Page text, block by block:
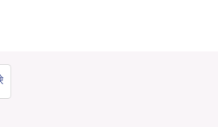
ループ従業員さま向け